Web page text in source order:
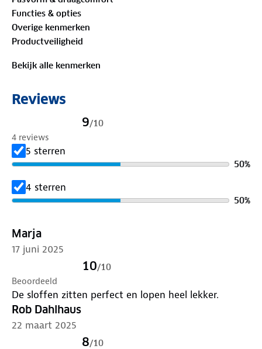
Functies & opties
Overige kenmerken
Productveiligheid
Bekijk alle kenmerken
Reviews
9/10
4 reviews
5 sterren
50%
4 sterren
50%
Marja
17 juni 2025
10/10
Beoordeeld
De sloffen zitten perfect en lopen heel lekker.
Rob Dahlhaus
22 maart 2025
8/10